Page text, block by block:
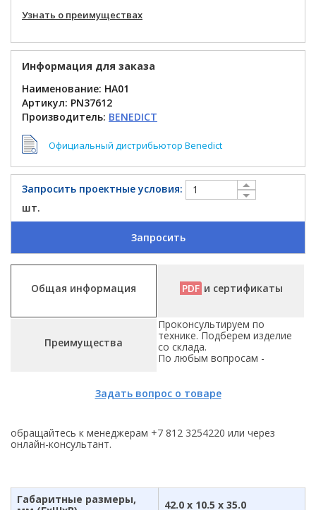
Узнать о преимуществах
Информация для заказа
Наименование: HA01
Артикул: PN37612
Производитель: BENEDICT
Официальный дистрибьютор Benedict
Запросить проектные условия:
шт.
Запросить
Общая информация PDF и сертификаты
Преимущества
Задать вопрос о товаре
Проконсультируем по
технике. Подберем изделие
со склада.
По любым вопросам -
обращайтесь к менеджерам +7 812 3254220 или через
онлайн-консультант.
Габаритные размеры,
42.0 x 10.5 x 35.0